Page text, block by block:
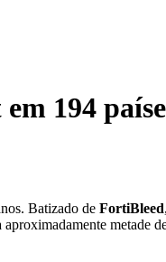
194
Batizado de FortiBleed
metade